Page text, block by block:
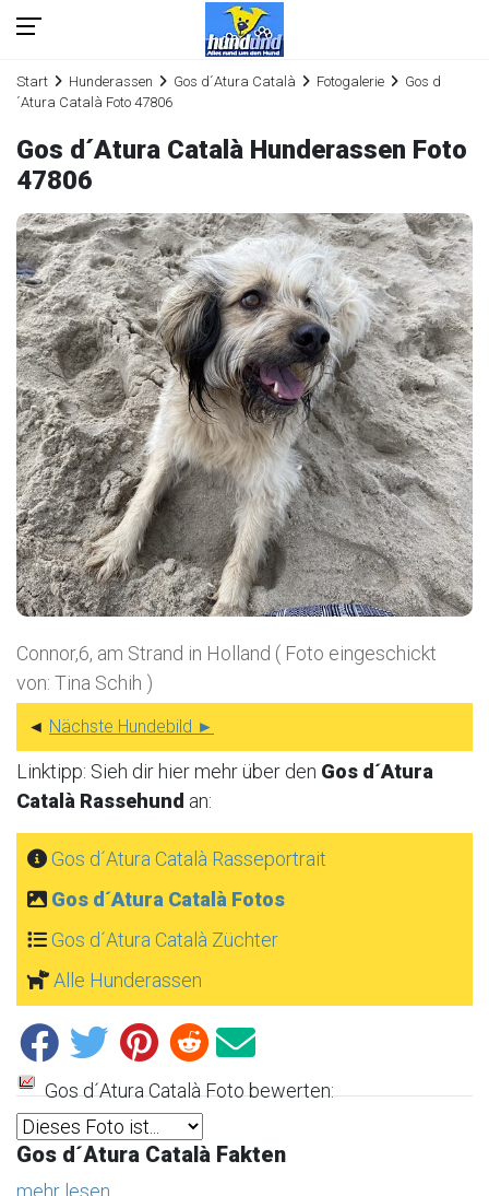
Start Hunderassen Gos d´Atura Català Fotogalerie
Gos d
´Atura Català Foto 47806
Gos d´Atura Català Hunderassen Foto
47806
Connor,6, am Strand in Holland ( Foto eingeschickt
von: Tina Schih )
◄ Nächste Hundebild ►
Linktipp: Sieh dir hier mehr über den Gos d´Atura
Català Rassehund an:
Gos d´Atura Català Rasseportrait
Gos d´Atura Català Fotos
Gos d´Atura Català Züchter
Alle Hunderassen
Gos d´Atura Català Foto bewerten:
Gos d´Atura Català Fakten
mehr lesen